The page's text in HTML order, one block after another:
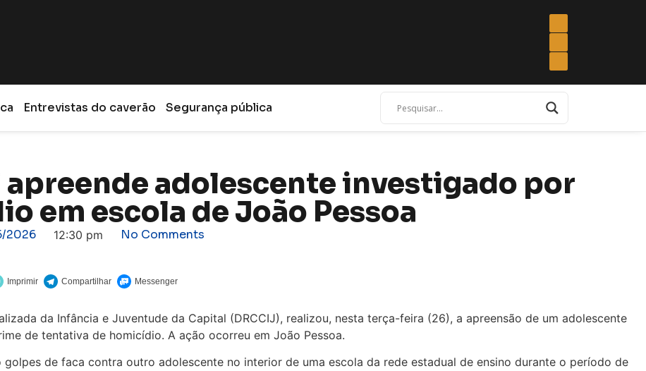
Entrevistas do caverão Segurança pública
apreende adolescente investigado por
em escola de João Pessoa
2026 12:30 pm No Comments
da Infância e Juventude da Capital (DRCCIJ), realizou, nesta terça-feira (26), a apreensão de um adolescente
de tentativa de homicídio. A ação ocorreu em João Pessoa.
de faca contra outro adolescente no interior de uma escola da rede estadual de ensino durante o período de